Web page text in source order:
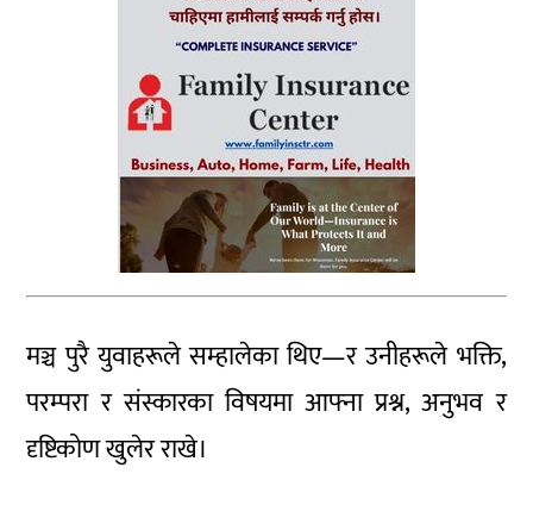
मञ्च पुरै युवाहरूले सम्हालेका थिए—र उनीहरूले भक्ति,
परम्परा र संस्कारका विषयमा आफ्ना प्रश्न, अनुभव र
दृष्टिकोण खुलेर राखे।